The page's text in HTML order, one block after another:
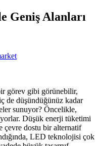
Geniş Alanları
görev gibi görünebilir,
de düşündüğünüz kadar
sunuyor? Öncelikle,
Düşük enerji tüketimi
çevre dostu bir alternatif
LED teknolojisi çok